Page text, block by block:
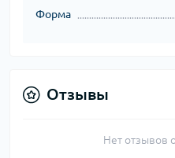
Форма
Отзывы
Нет отзывов